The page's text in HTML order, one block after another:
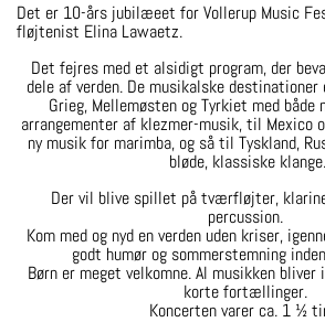
Det er 10-års jubilæeet for Vollerup Music
fløjtenist Elina Lawaetz.
Det fejres med et alsidigt program, der
dele af verden. De musikalske
Grieg, Mellemøsten og Tyrkiet med både
arrangementer af klezmer-musik, til Mexico
ny musik for marimba, og så til Tyskland,
bløde, klassiske klange.
Der vil blive spillet på tværfløjter,
percussion.
Kom med og nyd en verden uden kriser,
godt humør og sommerstemning
Børn er meget velkomne. Al musikken
korte fortællinger.
Koncerten varer ca. 1 ½